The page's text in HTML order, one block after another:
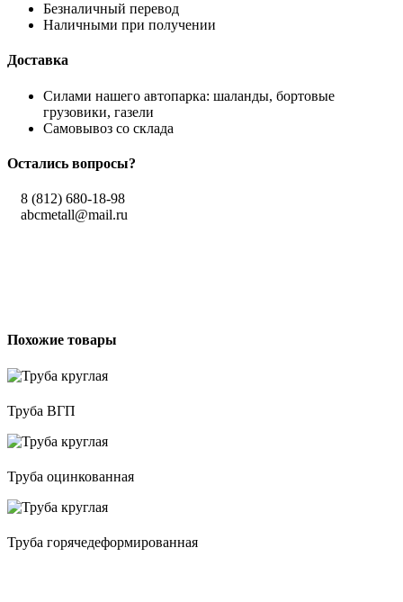
Безналичный перевод
Наличными при получении
Доставка
Силами нашего автопарка: шаланды, бортовые
грузовики, газели
Самовывоз со склада
Остались вопросы?
8 (812) 680-18-98
abcmetall@mail.ru
Похожие товары
Труба ВГП
Труба оцинкованная
Труба горячедеформированная